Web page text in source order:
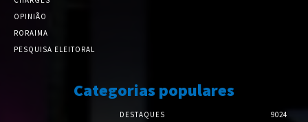
OPINIÃO
RORAIMA
PESQUISA ELEITORAL
Categorias populares
DESTAQUES 9024